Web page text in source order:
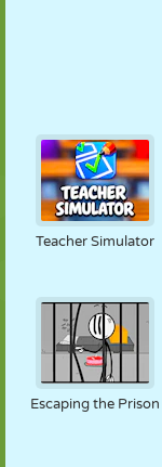
Teacher Simulator
Escaping the Prison